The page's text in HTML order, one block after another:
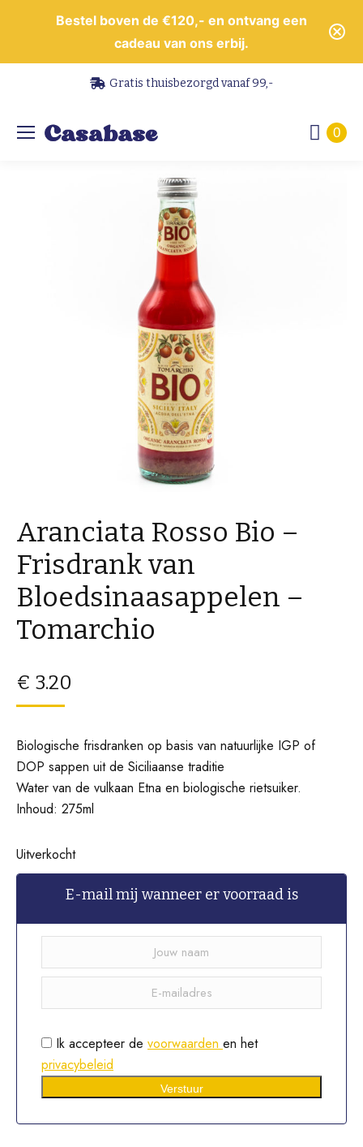
Bestel boven de €120,- en ontvang een
cadeau van ons erbij.
Gratis thuisbezorgd vanaf 99,-
0
Aranciata Rosso Bio –
Frisdrank van
Bloedsinaasappelen –
Tomarchio
€ 3.20
Biologische frisdranken op basis van natuurlijke IGP of
DOP sappen uit de Siciliaanse traditie
Water van de vulkaan Etna en biologische rietsuiker.
Inhoud: 275ml
Uitverkocht
E-mail mij wanneer er voorraad is
Ik accepteer de voorwaarden en het
privacybeleid
Verstuur